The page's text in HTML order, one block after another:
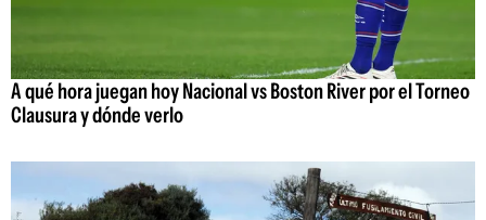
A qué hora juegan hoy Nacional vs Boston River por el Torneo
Clausura y dónde verlo